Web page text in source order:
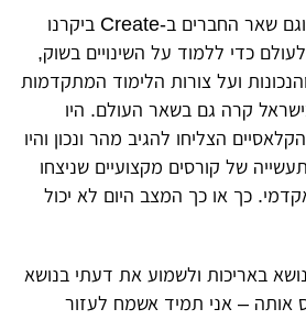
בשנה האחרונה גם אני וגם שאר החברים ב-Create ביקרנו
כדי ללמוד על השינויים בשוק,
ועל צורות הלימוד המתקדמות
קרה גם בשאר העולם. היו
הצליחו להגיב מהר ונכון והיו
של קורסים מקצועיים שניצחו
כך או כך המצב היום לא יכול
באריכות ולשמוע את דעתי בנושא
אותה – אני תמיד אשמח לעזור